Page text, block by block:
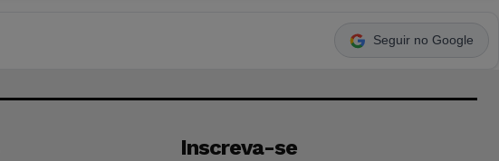
Seguir no Google
Inscreva-se